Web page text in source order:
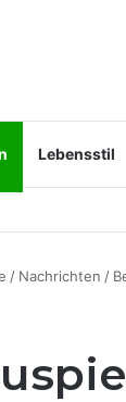
Lebensstil
der Mann an
/ Nachrichten /